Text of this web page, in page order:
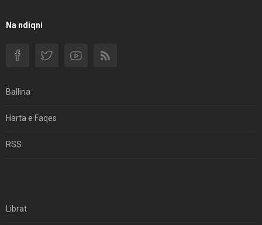
Filmi I Shkurtër Iranian “Pasta Alfredo” Ka Udhëtuar
Na ndiqni
Ballina
Harta e Faqes
RSS
Librat